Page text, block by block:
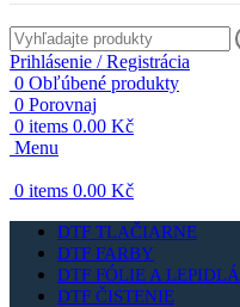
Prihlásenie / Registrácia
0 Obľúbené produkty
0 Porovnaj
0 items 0.00 Kč
Menu
0 items 0.00 Kč
DTF TLAČIARNE
DTF FARBY
DTF FÓLIE A LEPIDLÁ
DTF ČISTENIE